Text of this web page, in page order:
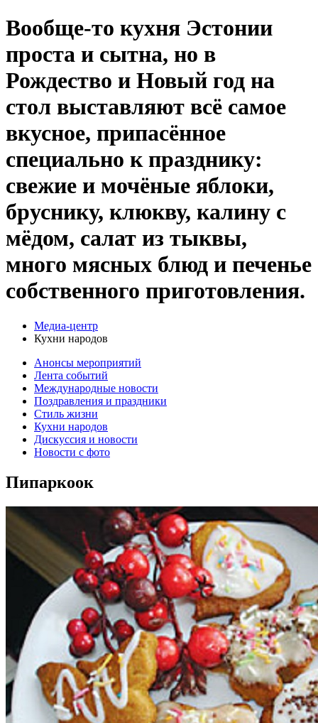
Вообще-то кухня Эстонии
проста и сытна, но в
Рождество и Новый год на
стол выставляют всё самое
вкусное, припасённое
специально к празднику:
свежие и мочёные яблоки,
бруснику, клюкву, калину с
мёдом, салат из тыквы,
много мясных блюд и печенье
собственного приготовления.
Медиа-центр
Кухни народов
Анонсы мероприятий
Лента событий
Международные новости
Поздравления и праздники
Cтиль жизни
Кухни народов
Дискуссия и новости
Новости с фото
Пипаркоок